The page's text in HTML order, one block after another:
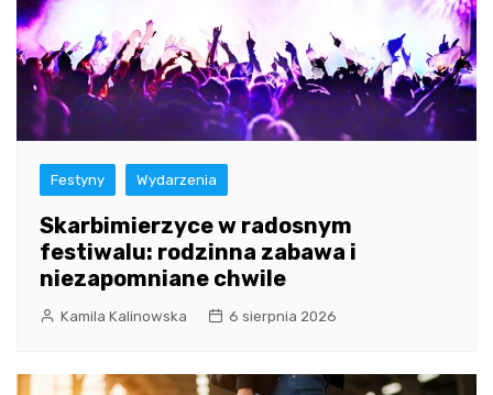
Festyny Wydarzenia
Skarbimierzyce w radosnym
festiwalu: rodzinna zabawa i
niezapomniane chwile
Kamila Kalinowska 6 sierpnia 2026